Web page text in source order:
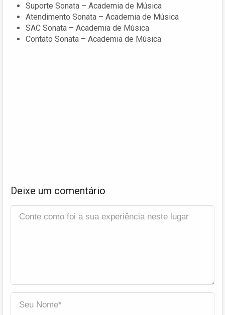
Suporte Sonata – Academia de Música
Atendimento Sonata – Academia de Música
SAC Sonata – Academia de Música
Contato Sonata – Academia de Música
Deixe um comentário